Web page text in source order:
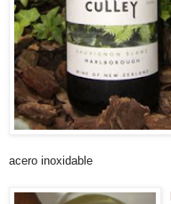
acero inoxidable